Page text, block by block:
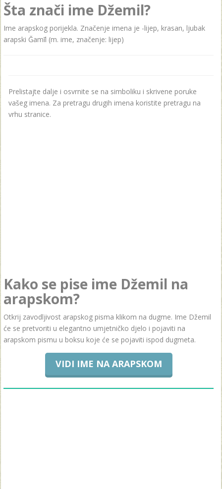
Šta znači ime Džemil?
Ime arapskog porijekla. Značenje imena je -lijep, krasan, ljubak
arapski Ğamīl (m. ime, značenje: lijep)
Prelistajte dalje i osvrnite se na simboliku i skrivene poruke
vašeg imena. Za pretragu drugih imena koristite pretragu na
vrhu stranice.
Kako se pise ime Džemil na
arapskom?
Otkrij zavodljivost arapskog pisma klikom na dugme. Ime Džemil
će se pretvoriti u elegantno umjetničko djelo i pojaviti na
arapskom pismu u boksu koje će se pojaviti ispod dugmeta.
VIDI IME NA ARAPSKOM